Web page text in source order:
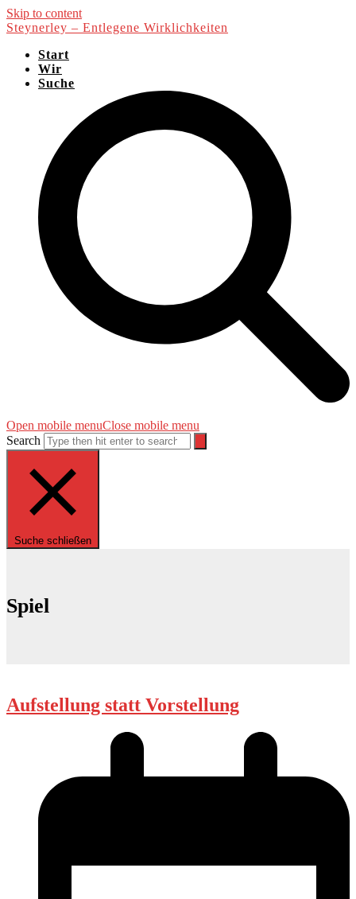
Skip to content
Steynerley – Entlegene Wirklichkeiten
Start
Wir
Suche
Open mobile menuClose mobile menu
Search
Suche schließen
Spiel
Aufstellung statt Vorstellung